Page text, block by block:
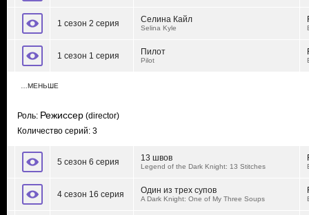
1 сезон 2 серия Селина Кайл
Selina Kyle
1 сезон 1 серия Пилот
Pilot
…МЕНЬШЕ
Роль: Режиссер (director)
Количество серий: 3
5 сезон 6 серия 13 швов
Legend of the Dark Knight: 13 Stitches
4 сезон 16 серия Один из трех супов
A Dark Knight: One of My Three Soups